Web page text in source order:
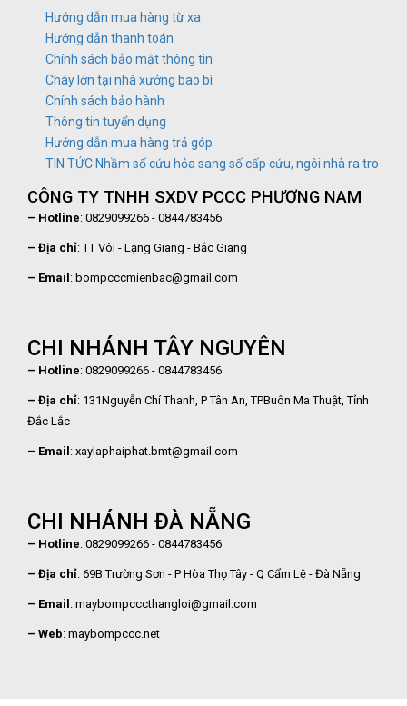
Hướng dẫn mua hàng từ xa
Hướng dẫn thanh toán
Chính sách bảo mật thông tin
Cháy lớn tại nhà xưởng bao bì
Chính sách bảo hành
Thông tin tuyển dụng
Hướng dẫn mua hàng trả góp
TIN TỨC Nhầm số cứu hỏa sang số cấp cứu, ngôi nhà ra tro
CÔNG TY TNHH SXDV PCCC PHƯƠNG NAM
– Hotline: 0829099266 - 0844783456
– Địa chỉ: TT Vôi - Lạng Giang - Bắc Giang
– Email : bompcccmienbac@gmail.com
CHI NHÁNH TÂY NGUYÊN
– Hotline: 0829099266 - 0844783456
– Địa chỉ: 131Nguyễn Chí Thanh, P Tân An, TPBuôn Ma Thuật, Tỉnh
Đắc Lắc
– Email : xaylaphaiphat.bmt@gmail.com
CHI NHÁNH ĐÀ NẴNG
– Hotline: 0829099266 - 0844783456
– Địa chỉ: 69B Trường Sơn - P Hòa Thọ Tây - Q Cẩm Lệ - Đà Nẵng
– Email : maybompcccthangloi@gmail.com
– Web: maybompccc.net